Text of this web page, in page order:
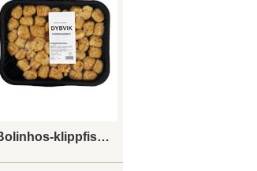
Bolinhos-klippfiskboller